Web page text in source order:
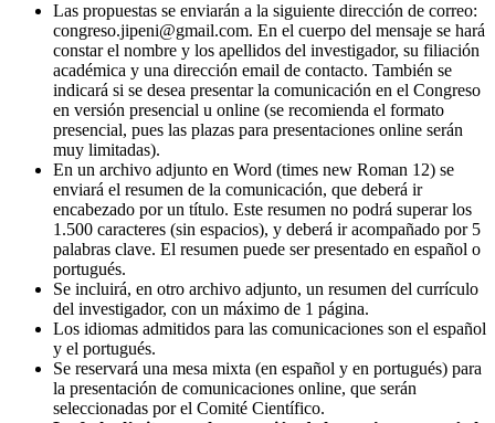
Las propuestas se enviarán a la siguiente dirección de correo:
congreso.jipeni@gmail.com. En el cuerpo del mensaje se hará
constar el nombre y los apellidos del investigador, su filiación
académica y una dirección email de contacto. También se
indicará si se desea presentar la comunicación en el Congreso
en versión presencial u online (se recomienda el formato
presencial, pues las plazas para presentaciones online serán
muy limitadas).
En un archivo adjunto en Word (times new Roman 12) se
enviará el resumen de la comunicación, que deberá ir
encabezado por un título. Este resumen no podrá superar los
1.500 caracteres (sin espacios), y deberá ir acompañado por 5
palabras clave. El resumen puede ser presentado en español o
portugués.
Se incluirá, en otro archivo adjunto, un resumen del currículo
del investigador, con un máximo de 1 página.
Los idiomas admitidos para las comunicaciones son el español
y el portugués.
Se reservará una mesa mixta (en español y en portugués) para
la presentación de comunicaciones online, que serán
seleccionadas por el Comité Científico.